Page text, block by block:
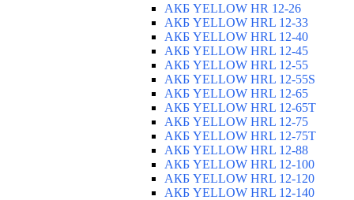
АКБ YELLOW HR 12-26
АКБ YELLOW HRL 12-33
АКБ YELLOW HRL 12-40
АКБ YELLOW HRL 12-45
АКБ YELLOW HRL 12-55
АКБ YELLOW HRL 12-55S
АКБ YELLOW HRL 12-65
АКБ YELLOW HRL 12-65T
АКБ YELLOW HRL 12-75
АКБ YELLOW HRL 12-75Т
АКБ YELLOW HRL 12-88
АКБ YELLOW HRL 12-100
АКБ YELLOW HRL 12-120
АКБ YELLOW HRL 12-140